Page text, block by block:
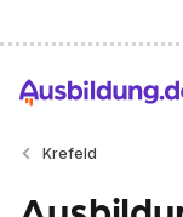
Krefeld